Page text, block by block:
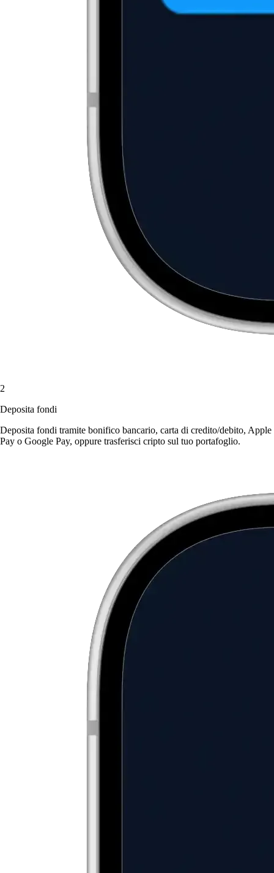
2
Deposita fondi
Deposita fondi tramite bonifico bancario, carta di credito/debito, Apple
Pay o Google Pay, oppure trasferisci cripto sul tuo portafoglio.